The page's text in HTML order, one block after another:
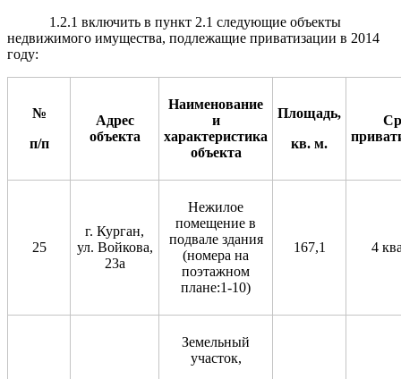
1.2.1 включить в пункт 2.1 следующие объекты
недвижимого имущества, подлежащие приватизации в 2014
году:
№
п/п
Адрес
объекта
Наименование
и
характеристика
объекта
Площадь,
кв. м.
25
г. Курган,
ул. Войкова,
23а
Нежилое
помещение в
подвале здания
(номера на
поэтажном
плане:1-10)
167,1 4
Земельный
участок,